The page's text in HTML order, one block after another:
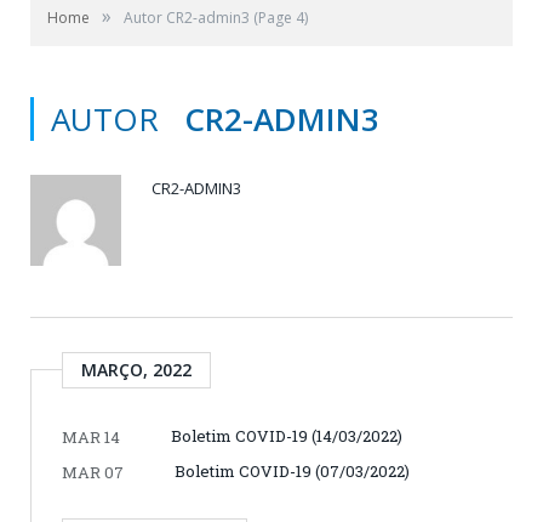
Home » Autor CR2-admin3 (Page 4)
AUTOR CR2-ADMIN3
CR2-ADMIN3
MARÇO, 2022
MAR 14
Boletim COVID-19 (14/03/2022)
MAR 07
Boletim COVID-19 (07/03/2022)